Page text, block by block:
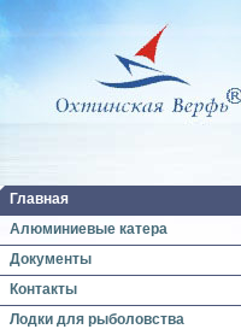
Главная
Алюминиевые катера
Документы
Контакты
Лодки для рыболовства